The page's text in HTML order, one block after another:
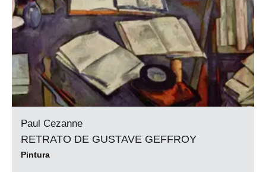
Paul Cezanne
RETRATO DE GUSTAVE GEFFROY
Pintura